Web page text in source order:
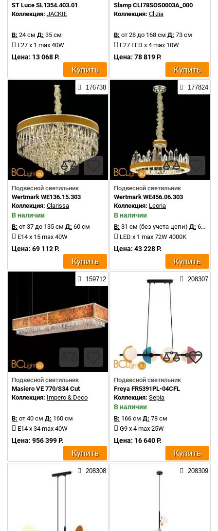
ST Luce SL1354.403.01
Коллекция: JACKIE
В: 24 см Д: 35 см
E27 x 1 max 40W
Цена: 13 068 Р.
Купить
Slamp CLI78SOS0003A_000
Коллекция: Clizia
В: от 28 до 168 см Д: 73 см
E27 LED x 4 max 10W
Цена: 78 819 Р.
Купить
176738
Подвесной светильник
Wertmark WE136.15.303
Коллекция: Clarissa
В наличии
В: от 37 до 135 см Д: 60 см
E14 x 15 max 40W
Цена: 69 112 Р.
Купить
177824
Подвесной светильник
Wertmark WE456.06.303
Коллекция: Leona
В наличии
В: 31 см (без учета цепи) Д: 60 см
LED x 1 max 72W 4000K
Цена: 43 228 Р.
Купить
159712
Подвесной светильник
Masiero VE 770/S34 Cut
Коллекция: Impero & Deco
В: от 40 см Д: 160 см
E14 x 34 max 40W
Цена: 956 399 Р.
Купить
208307
Подвесной светильник
Freya FR5391PL-04CFL
Коллекция: Sepia
В наличии
В: 166 см Д: 78 см
G9 x 4 max 25W
Цена: 16 640 Р.
Купить
208308 208309